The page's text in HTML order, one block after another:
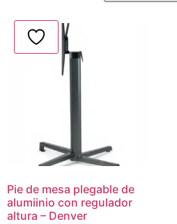
Pie de mesa plegable de
alumiinio con regulador
altura – Denver